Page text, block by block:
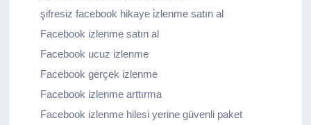
şifresiz facebook hikaye i̇zlenme satın al
Facebook izlenme satın al
Facebook ucuz izlenme
Facebook gerçek izlenme
Facebook izlenme arttırma
Facebook izlenme hilesi yerine güvenli paket